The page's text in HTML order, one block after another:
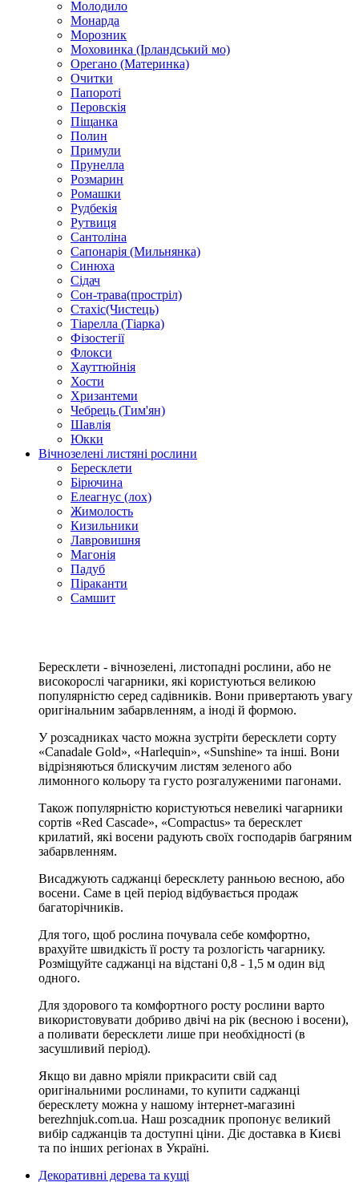
Молодило
Монарда
Морозник
Моховинка (Ірландський мо)
Орегано (Материнка)
Очитки
Папороті
Перовскія
Піщанка
Полин
Примули
Прунелла
Розмарин
Ромашки
Рудбекія
Рутвиця
Сантоліна
Сапонарія (Мильнянка)
Синюха
Сідач
Сон-трава(простріл)
Стахіс(Чистець)
Тіарелла (Тіарка)
Фізостегії
Флокси
Хауттюйнія
Хости
Хризантеми
Чебрець (Тим'ян)
Шавлія
Юкки
Вічнозелені листяні рослини
Бересклети
Бірючина
Елеагнус (лох)
Жимолость
Кизильники
Лавровишня
Магонія
Падуб
Піраканти
Самшит
Бересклети - вічнозелені, листопадні рослини, або не
високорослі чагарники, які користуються великою
популярністю серед садівників. Вони привертають увагу
оригінальним забарвленням, а іноді й формою.
У розсадниках часто можна зустріти бересклети сорту
«Canadale Gold», «Harlequin», «Sunshine» та інші. Вони
відрізняються блискучим листям зеленого або
лимонного кольору та густо розгалуженими пагонами.
Також популярністю користуються невеликі чагарники
сортів «Red Cascade», «Compactus» та бересклет
крилатий, які восени радують своїх господарів багряним
забарвленням.
Висаджують саджанці бересклету ранньою весною, або
восени. Саме в цей період відбувається продаж
багаторічників.
Для того, щоб рослина почувала себе комфортно,
врахуйте швидкість її росту та розлогість чагарнику.
Розміщуйте саджанці на відстані 0,8 - 1,5 м один від
одного.
Для здорового та комфортного росту рослини варто
використовувати добриво двічі на рік (весною і восени),
а поливати бересклети лише при необхідності (в
засушливий період).
Якщо ви давно мріяли прикрасити свій сад
оригінальними рослинами, то купити саджанці
бересклету можна у нашому інтернет-магазині
berezhnjuk.com.ua. Наш розсадник пропонує великий
вибір саджанців та доступні ціни. Діє доставка в Києві
та по інших регіонах в Україні.
Декоративні дерева та кущі